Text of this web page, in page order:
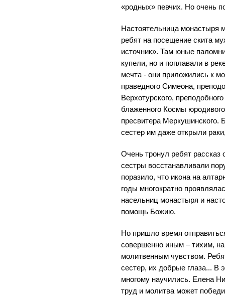
«родных» певчих. Но очень
Настоятельница монастыря
ребят на посещение скита
источник». Там юные
купели, но и поплавали в
мечта - они приложились к
праведного Симеона,
Верхотурского,
блаженного Космы
пресвитера Меркушинского.
сестер им даже открыли
Очень тронул ребят рассказ
сестры восстанавливали
поразило, что икона на
годы многократно
насельниц монастыря и
помощь Божию.
Но пришло время
совершенно иным – тихим,
молитвенным чувством.
сестер, их добрые глаза... В
многому научились. Елена
труд и молитва может